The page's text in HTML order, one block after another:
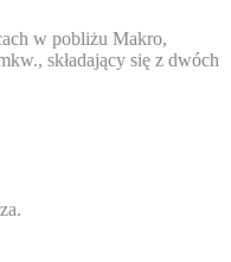
w pobliżu Makro,
składający się z dwóch